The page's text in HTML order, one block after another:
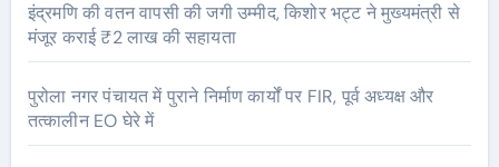
इंद्रमणि की वतन वापसी की जगी उम्मीद, किशोर भट्ट ने मुख्यमंत्री से
मंजूर कराई ₹2 लाख की सहायता
पुरोला नगर पंचायत में पुराने निर्माण कार्यों पर FIR, पूर्व अध्यक्ष और
तत्कालीन EO घेरे में